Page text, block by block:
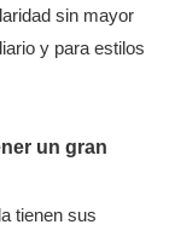
sin mayor
y para estilos
un gran
tienen sus